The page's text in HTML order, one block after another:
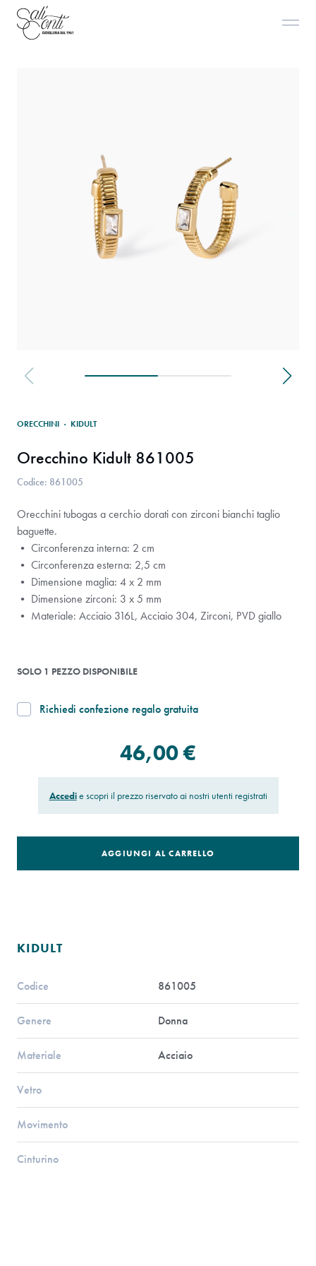
ORECCHINI · KIDULT
Orecchino Kidult 861005
Codice: 861005
Orecchini tubogas a cerchio dorati con zirconi bianchi taglio
baguette.
• Circonferenza interna: 2 cm
• Circonferenza esterna: 2,5 cm
• Dimensione maglia: 4 x 2 mm
• Dimensione zirconi: 3 x 5 mm
• Materiale: Acciaio 316L, Acciaio 304, Zirconi, PVD giallo
SOLO 1 PEZZO DISPONIBILE
Richiedi confezione regalo gratuita
46,00 €
Accedie scopri il prezzo riservato ai nostri utenti registrati
AGGIUNGI AL CARRELLO
KIDULT
Codice 861005
Genere Donna
Materiale Acciaio
Vetro
Movimento
Cinturino